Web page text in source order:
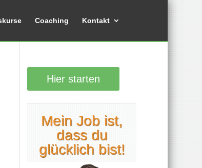
Coaching Kontakt
Hier starten
Mein Job ist,
dass du
glücklich bist!